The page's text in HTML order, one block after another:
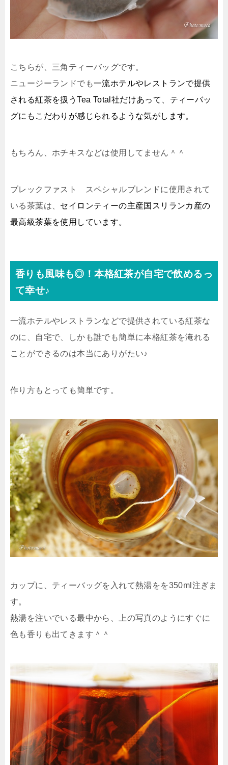
こちらが、三角ティーバッグです。
ニュージーランドでも一流ホテルやレストランで提供
される紅茶を扱うTea Total社だけあって、ティーバッ
グにもこだわりが感じられるような気がします。
もちろん、ホチキスなどは使用してません＾＾
ブレックファスト スペシャルブレンドに使用されて
いる茶葉は、 セイロンティーの主産国スリランカ産の
最高級茶葉を使用しています。
香りも風味も◎！本格紅茶が自宅で飲めるっ
て幸せ♪
一流ホテルやレストランなどで提供されている紅茶な
のに、自宅で、しかも誰でも簡単に本格紅茶を淹れる
ことができるのは本当にありがたい♪
作り方もとっても簡単です。
カップに、ティーバッグを入れて熱湯をを350ml注ぎま
す。
熱湯を注いでいる最中から、上の写真のようにすぐに
色も香りも出てきます＾＾